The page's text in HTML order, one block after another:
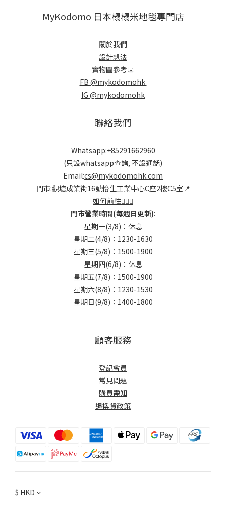
MyKodomo 日本榻榻米地毯專門店
關於我們
設計想法
實物圖參考區
FB @mykodomohk
IG @mykodomohk
聯絡我們
Whatsapp:+85291662960
(只設whatsapp查詢, 不設通話)
Email:cs@mykodomohk.com
門市:觀塘成業街16號怡生工業中心C座2樓C5室📍
如何前往🏃🏻‍♂️
門市營業時間(每週日更新):
星期一(3/8)：休息
星期二(4/8)：1230-1630
星期三(5/8)：1500-1900
星期四(6/8)：休息
星期五(7/8)：1500-1900
星期六(8/8)：1230-1530
星期日(9/8)：1400-1800
顧客服務
登記會員
常見問題
購買需知
退換貨政策
$ HKD